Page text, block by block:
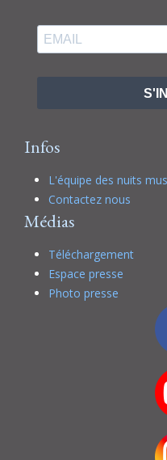
Infos
L'équipe des nuits
Contactez nous
Médias
Téléchargement
Espace presse
Photo presse